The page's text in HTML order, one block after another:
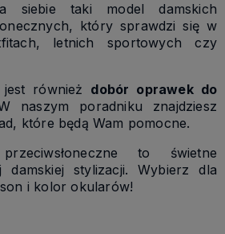
siebie taki model damskich
który sprawdzi się w
letnich sportowych czy
również dobór oprawek do
naszym poradniku znajdziesz
które będą Wam pomocne.
to świetne
damskiej stylizacji. Wybierz dla
i kolor okularów!